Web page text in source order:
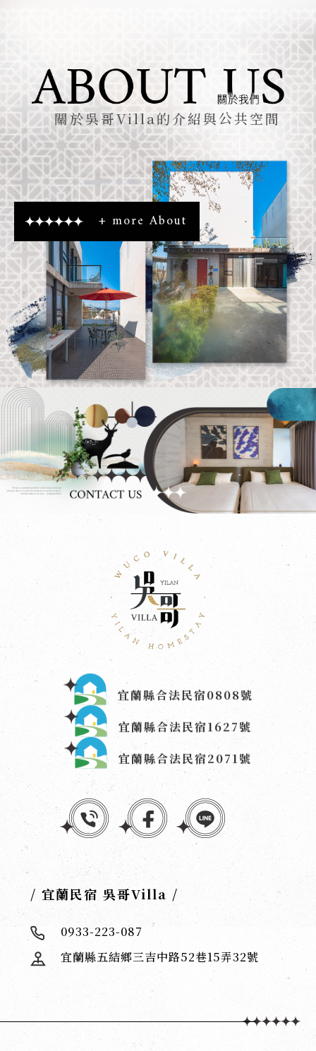
關於吳哥Villa的介紹與公共空間
+ more About
/ 宜蘭民宿 吳哥Villa /
0933-223-087
宜蘭縣五結鄉三吉中路52巷15弄32號
宜蘭縣合法民宿0808號
宜蘭縣合法民宿1627號
宜蘭縣合法民宿2071號